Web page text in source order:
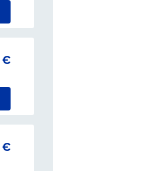
€
€